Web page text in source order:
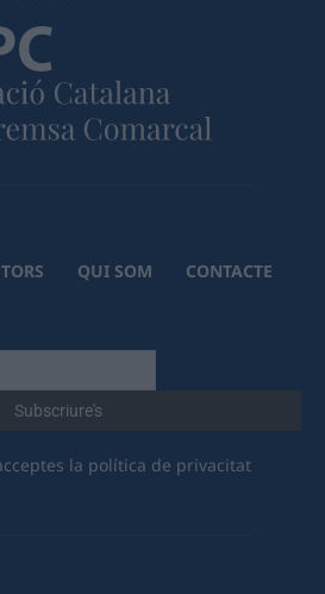
QUI SOM
CONTACTE
la política de privacitat